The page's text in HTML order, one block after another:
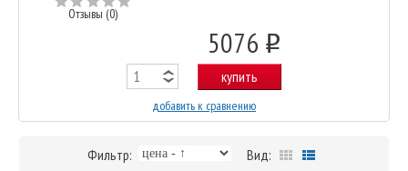
Отзывы (0)
5076 o
купить
добавить к сравнению
Фильтр: Вид: